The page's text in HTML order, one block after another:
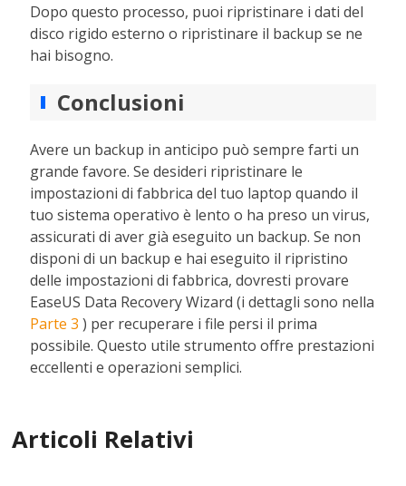
Dopo questo processo, puoi ripristinare i dati del
disco rigido esterno o ripristinare il backup se ne
hai bisogno.
Conclusioni
Avere un backup in anticipo può sempre farti un
grande favore. Se desideri ripristinare le
impostazioni di fabbrica del tuo laptop quando il
tuo sistema operativo è lento o ha preso un virus,
assicurati di aver già eseguito un backup. Se non
disponi di un backup e hai eseguito il ripristino
delle impostazioni di fabbrica, dovresti provare
EaseUS Data Recovery Wizard (i dettagli sono nella
Parte 3 ) per recuperare i file persi il prima
possibile. Questo utile strumento offre prestazioni
eccellenti e operazioni semplici.
Articoli Relativi